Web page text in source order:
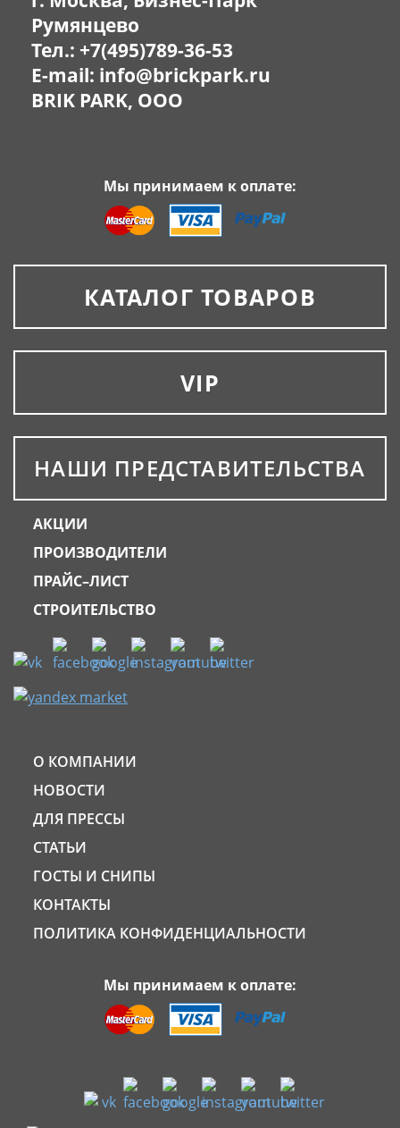
Румянцево
Тел.: +7(495)789-36-53
E-mail: info@brickpark.ru
BRIK PARK, OOO
Мы принимаем к оплате:
КАТАЛОГ ТОВАРОВ
VIP
НАШИ ПРЕДСТАВИТЕЛЬСТВА
АКЦИИ
ПРОИЗВОДИТЕЛИ
ПРАЙС–ЛИСТ
СТРОИТЕЛЬСТВО
О КОМПАНИИ
НОВОСТИ
ДЛЯ ПРЕССЫ
СТАТЬИ
ГОСТЫ И СНИПЫ
КОНТАКТЫ
ПОЛИТИКА КОНФИДЕНЦИАЛЬНОСТИ
Мы принимаем к оплате: